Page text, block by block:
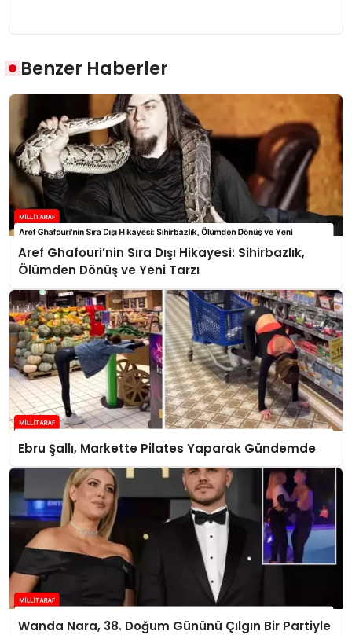
Benzer Haberler
Aref Ghafouri’nin Sıra Dışı Hikayesi: Sihirbazlık,
Ölümden Dönüş ve Yeni Tarzı
Ebru Şallı, Markette Pilates Yaparak Gündemde
Wanda Nara, 38. Doğum Gününü Çılgın Bir Partiyle